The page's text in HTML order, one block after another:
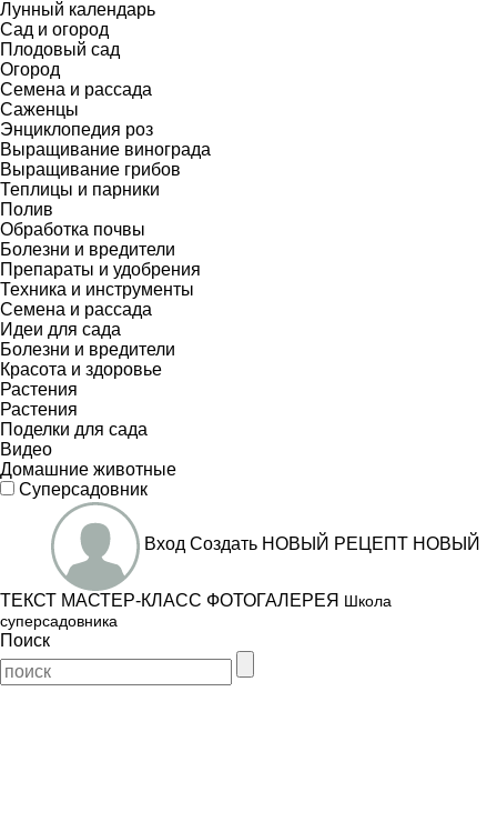
Лунный календарь
Сад и огород
Плодовый сад
Огород
Семена и рассада
Саженцы
Энциклопедия роз
Выращивание винограда
Выращивание грибов
Теплицы и парники
Полив
Обработка почвы
Болезни и вредители
Препараты и удобрения
Техника и инструменты
Семена и рассада
Идеи для сада
Болезни и вредители
Красота и здоровье
Растения
Растения
Поделки для сада
Видео
Домашние животные
Суперсадовник
Вход Создать НОВЫЙ РЕЦЕПТ НОВЫЙ
ТЕКСТ МАСТЕР-КЛАСС ФОТОГАЛЕРЕЯ Школа
суперсадовника
Поиск